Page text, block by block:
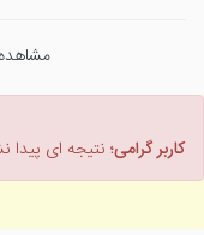
کاربر گرامی؛ نتیجه ای پیدا